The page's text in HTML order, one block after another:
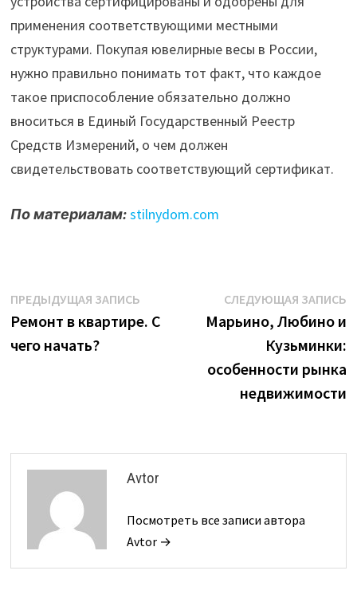
применения соответствующими местными
структурами. Покупая ювелирные весы в России,
нужно правильно понимать тот факт, что каждое
такое приспособление обязательно должно
вноситься в Единый Государственный Реестр
Средств Измерений, о чем должен
свидетельствовать соответствующий сертификат.
По материалам:stilnydom.com
Навигация
по
ПРЕДЫДУЩАЯ ЗАПИСЬПредыдущая
запись:
Ремонт в квартире. С
чего начать?
СЛЕДУЮЩАЯ ЗАПИСЬ
Марьино, Любино и
Кузьминки:
особенности рынка
недвижимости
Avtor
Посмотреть все записи автора
Avtor →